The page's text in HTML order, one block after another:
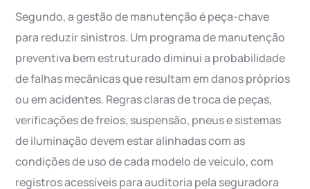
Segundo, a gestão de manutenção é peça-chave
para reduzir sinistros. Um programa de manutenção
preventiva bem estruturado diminui a probabilidade
de falhas mecânicas que resultam em danos próprios
ou em acidentes. Regras claras de troca de peças,
verificações de freios, suspensão, pneus e sistemas
de iluminação devem estar alinhadas com as
condições de uso de cada modelo de veículo, com
registros acessíveis para auditoria pela seguradora